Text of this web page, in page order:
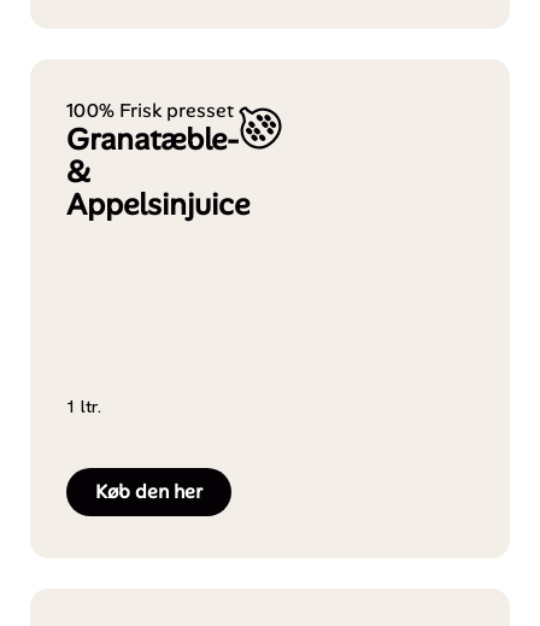
100% Frisk presset
Granatæble-
&
Appelsinjuice
1 ltr.
Køb den her